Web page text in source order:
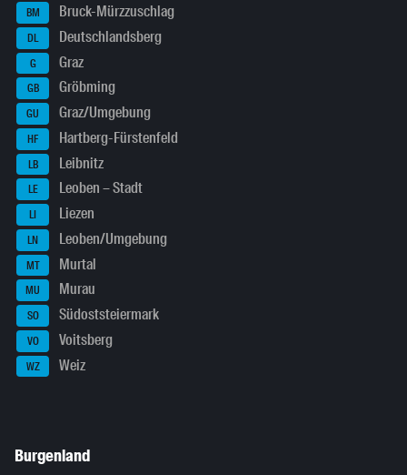
BM Bruck-Mürzzuschlag
DL Deutschlandsberg
G Graz
GB Gröbming
GU Graz/Umgebung
HF Hartberg-Fürstenfeld
LB Leibnitz
LE Leoben – Stadt
LI Liezen
LN Leoben/Umgebung
MT Murtal
MU Murau
SO Südoststeiermark
VO Voitsberg
WZ Weiz
Burgenland